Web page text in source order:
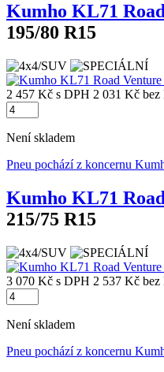
Kumho KL71
195/80 R15
2 457 Kč s DPH 2 031 Kč bez
Není skladem
Pneu pochází z koncernu
Kumho KL71
215/75 R15
3 070 Kč s DPH 2 537 Kč bez
Není skladem
Pneu pochází z koncernu